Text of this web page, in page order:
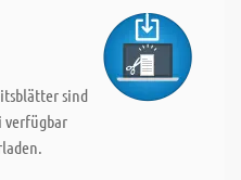
sind
verfügbar